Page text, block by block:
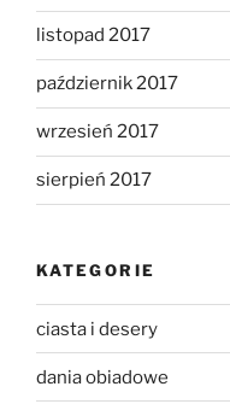
listopad 2017
październik 2017
wrzesień 2017
sierpień 2017
KATEGORIE
ciasta i desery
dania obiadowe